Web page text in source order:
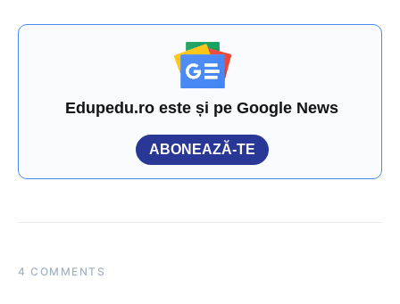
Edupedu.ro este și pe Google News
ABONEAZĂ-TE
4 COMMENTS